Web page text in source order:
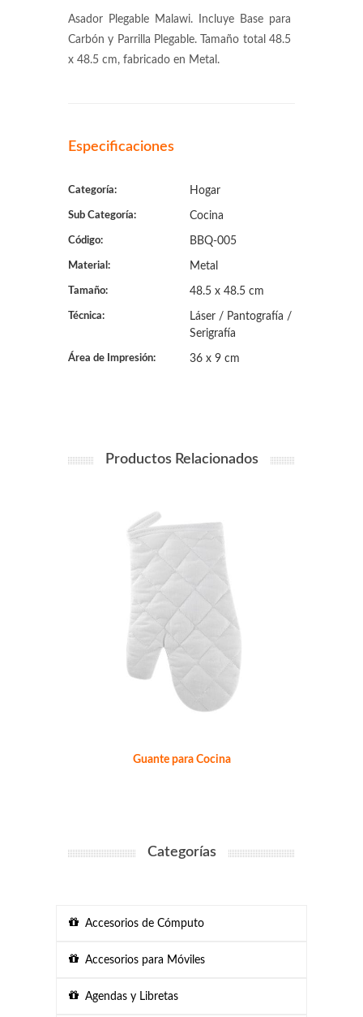
Asador Plegable Malawi. Incluye Base para
Carbón y Parrilla Plegable. Tamaño total 48.5
x 48.5 cm, fabricado en Metal.
Especificaciones
Categoría: Hogar
Sub Categoría: Cocina
Código: BBQ-005
Material: Metal
Tamaño: 48.5 x 48.5 cm
Técnica:
Láser / Pantografía /
Serigrafía
Área de Impresión: 36 x 9 cm
Productos Relacionados
Guante para Cocina
Categorías
Accesorios de Cómputo
Accesorios para Móviles
Agendas y Libretas